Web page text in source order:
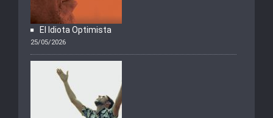
El Idiota Optimista
25/05/2026